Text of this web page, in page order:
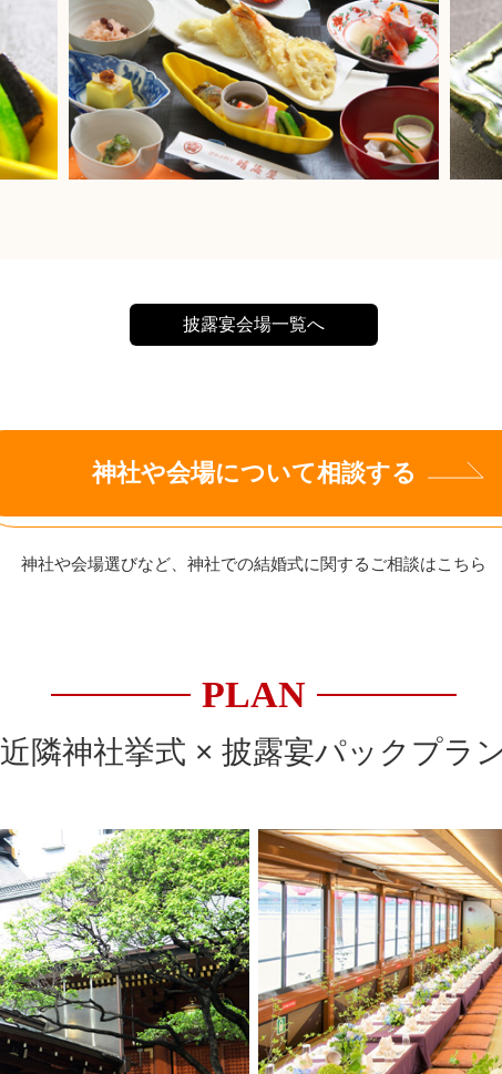
披露宴会場一覧へ
神社や会場について相談する
神社や会場選びなど、神社での結婚式に関するご相談はこちら
PLAN
近隣神社挙式 × 披露宴パックプラ